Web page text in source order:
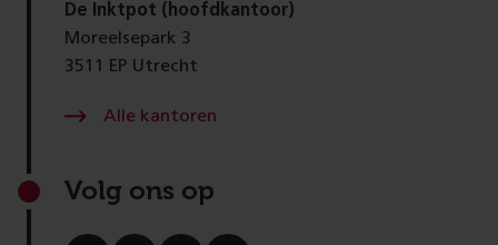
De Inktpot (hoofdkantoor)
Moreelsepark 3
3511 EP Utrecht
Alle kantoren
Volg ons op